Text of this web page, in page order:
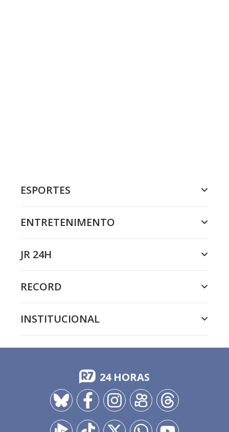
ESPORTES
ENTRETENIMENTO
JR 24H
RECORD
INSTITUCIONAL
24 HORAS